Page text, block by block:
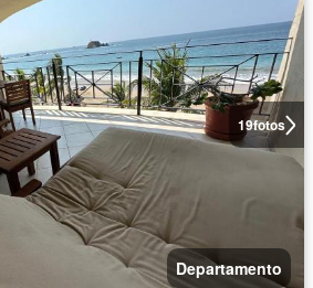
19fotos
Departamento